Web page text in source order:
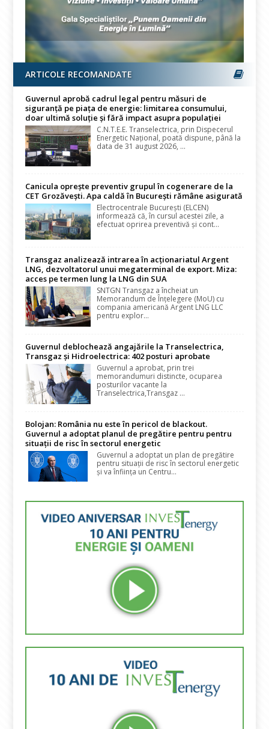
ARTICOLE RECOMANDATE
Guvernul aprobă cadrul legal pentru măsuri de
siguranță pe piața de energie: limitarea consumului,
doar ultimă soluție și fără impact asupra populației
C.N.T.E.E. Transelectrica, prin Dispecerul
Energetic Național, poată dispune, până la
data de 31 august 2026, ...
Canicula oprește preventiv grupul în cogenerare de la
CET Grozăvești. Apa caldă în București rămâne asigurată
Electrocentrale București (ELCEN)
informează că, în cursul acestei zile, a
efectuat oprirea preventivă și cont...
Transgaz analizează intrarea în acționariatul Argent
LNG, dezvoltatorul unui megaterminal de export. Miza:
acces pe termen lung la LNG din SUA
SNTGN Transgaz a încheiat un
Memorandum de Înțelegere (MoU) cu
compania americană Argent LNG LLC
pentru explor...
Guvernul deblochează angajările la Transelectrica,
Transgaz și Hidroelectrica: 402 posturi aprobate
Guvernul a aprobat, prin trei
memorandumuri distincte, ocuparea
posturilor vacante la
Transelectrica,Transgaz ...
Bolojan: România nu este în pericol de blackout.
Guvernul a adoptat planul de pregătire pentru pentru
situații de risc în sectorul energetic
Guvernul a adoptat un plan de pregătire
pentru situații de risc în sectorul energetic
și va înființa un Centru...